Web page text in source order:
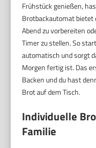
Frühstück genießen,
Brotbackautomat bietet
Abend zu vorbereiten
Timer zu stellen. So
automatisch und sorgt
Morgen fertig ist. Das
Backen und du hast
Brot auf dem Tisch.
Individuelle
Familie